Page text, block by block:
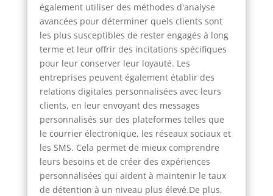
également utiliser des méthodes d'analyse
avancées pour déterminer quels clients sont
les plus susceptibles de rester engagés à long
terme et leur offrir des incitations spécifiques
pour leur conserver leur loyauté. Les
entreprises peuvent également établir des
relations digitales personnalisées avec leurs
clients, en leur envoyant des messages
personnalisés sur des plateformes telles que
le courrier électronique, les réseaux sociaux et
les SMS. Cela permet de mieux comprendre
leurs besoins et de créer des expériences
personnalisées qui aident à maintenir le taux
de détention à un niveau plus élevé.De plus,